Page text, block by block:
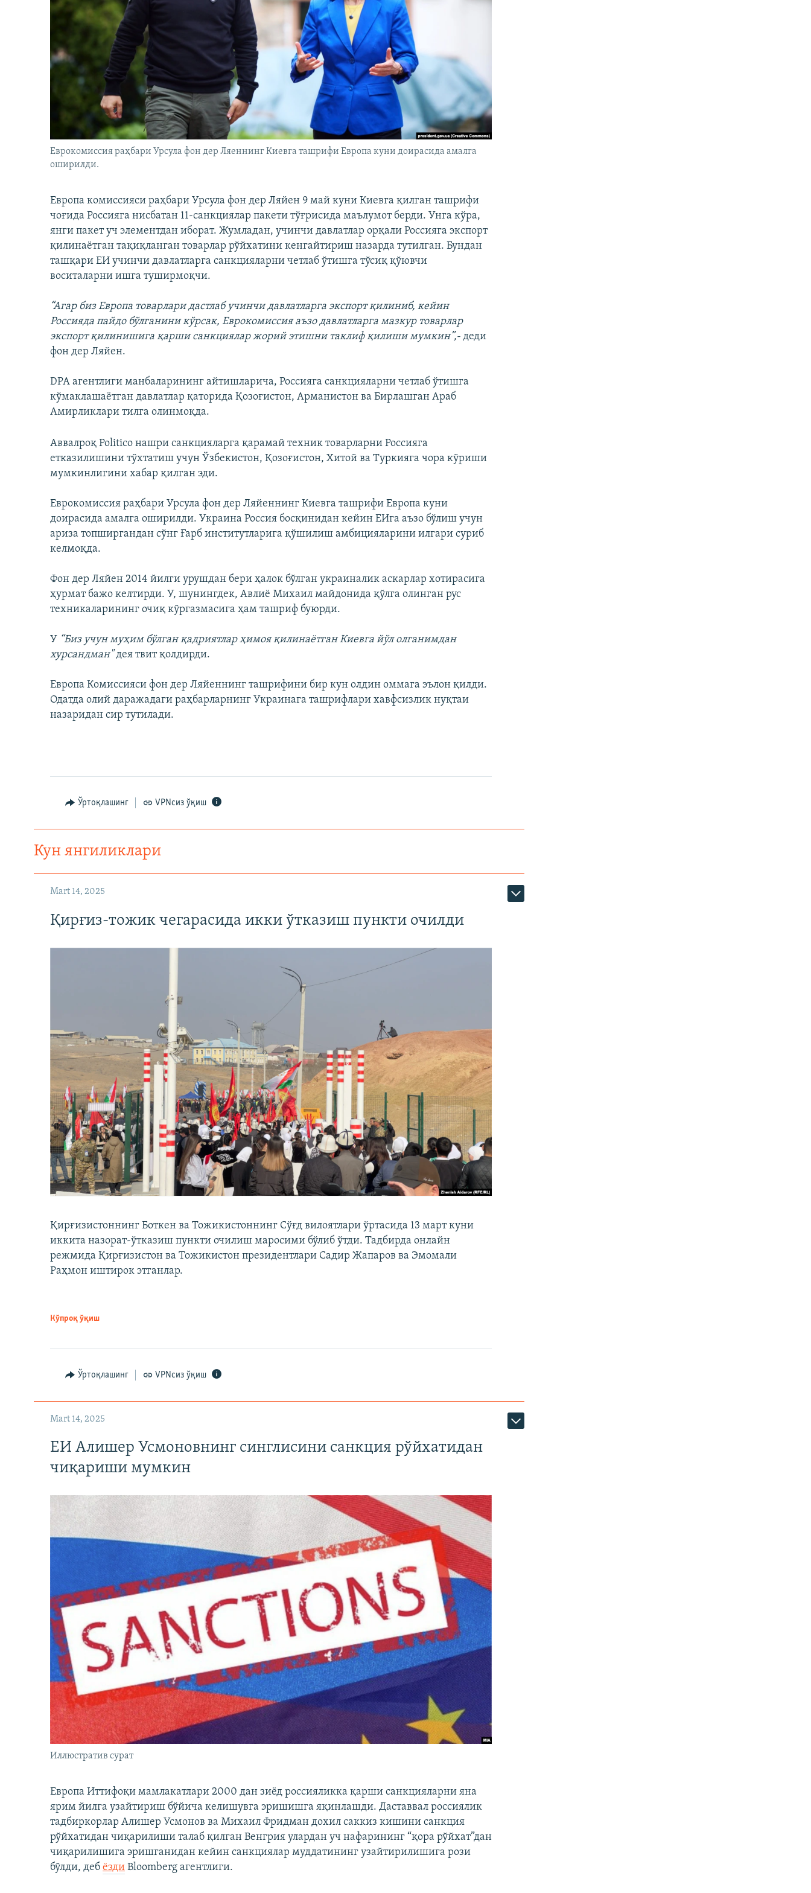
Еврокомиссия раҳбари Урсула фон дер Ляеннинг Киевга ташрифи Европа куни доирасида амалга
оширилди.
Европа комиссияси раҳбари Урсула фон дер Ляйен 9 май куни Киевга қилган ташрифи
чоғида Россияга нисбатан 11-санкциялар пакети тўғрисида маълумот берди. Унга кўра,
янги пакет уч элементдан иборат. Жумладан, учинчи давлатлар орқали Россияга экспорт
қилинаётган тақиқланган товарлар рўйхатини кенгайтириш назарда тутилган. Бундан
ташқари ЕИ учинчи давлатларга санкцияларни четлаб ўтишга тўсиқ қўювчи
воситаларни ишга туширмоқчи.
“Агар биз Европа товарлари дастлаб учинчи давлатларга экспорт қилиниб, кейин
Россияда пайдо бўлганини кўрсак, Еврокомиссия аъзо давлатларга мазкур товарлар
экспорт қилинишига қарши санкциялар жорий этишни таклиф қилиши мумкин”,- деди
фон дер Ляйен.
DPA агентлиги манбаларининг айтишларича, Россияга санкцияларни четлаб ўтишга
кўмаклашаётган давлатлар қаторида Қозоғистон, Арманистон ва Бирлашган Араб
Амирликлари тилга олинмоқда.
Аввалроқ Politico нашри санкцияларга қарамай техник товарларни Россияга
етказилишини тўхтатиш учун Ўзбекистон, Қозоғистон, Хитой ва Туркияга чора кўриши
мумкинлигини хабар қилган эди.
Еврокомиссия раҳбари Урсула фон дер Ляйеннинг Киевга ташрифи Европа куни
доирасида амалга оширилди. Украина Россия босқинидан кейин EИга аъзо бўлиш учун
ариза топширгандан сўнг Ғарб институтларига қўшилиш амбицияларини илгари суриб
келмоқда.
Фон дер Ляйен 2014 йилги урушдан бери ҳалок бўлган украиналик аскарлар хотирасига
ҳурмат бажо келтирди. У, шунингдек, Авлиё Михаил майдонида қўлга олинган рус
техникаларининг очиқ кўргазмасига ҳам ташриф буюрди.
У “Биз учун муҳим бўлган қадриятлар ҳимоя қилинаётган Киевга йўл олганимдан
хурсандман"дея твит қолдирди.
Европа Комиссияси фон дер Ляйеннинг ташрифини бир кун олдин оммага эълон қилди.
Одатда олий даражадаги раҳбарларнинг Украинага ташрифлари хавфсизлик нуқтаи
назаридан сир тутилади.
Ўртоқлашинг VPNсиз ўқиш
Кун янгиликлари
Mart 14, 2025
Қирғиз-тожик чегарасида икки ўтказиш пункти очилди
Қирғизистоннинг Боткен ва Тожикистоннинг Сўғд вилоятлари ўртасида 13 март куни
иккита назорат-ўтказиш пункти очилиш маросими бўлиб ўтди. Тадбирда онлайн
режмида Қирғизистон ва Тожикистон президентлари Садир Жапаров ва Эмомали
Раҳмон иштирок этганлар.
Кўпроқ ўқиш
Ўртоқлашинг VPNсиз ўқиш
Mart 14, 2025
ЕИ Алишер Усмоновнинг синглисини санкция рўйхатидан
чиқариши мумкин
Иллюстратив сурат
Европа Иттифоқи мамлакатлари 2000 дан зиёд россияликка қарши санкцияларни яна
ярим йилга узайтириш бўйича келишувга эришишга яқинлашди. Даставвал россиялик
тадбиркорлар Алишер Усмонов ва Михаил Фридман дохил саккиз кишини санкция
рўйхатидан чиқарилиши талаб қилган Венгрия улардан уч нафарининг “қора рўйхат”дан
чиқарилишига эришганидан кейин санкциялар муддатининг узайтирилишига рози
бўлди, деб ёзди Bloomberg агентлиги.